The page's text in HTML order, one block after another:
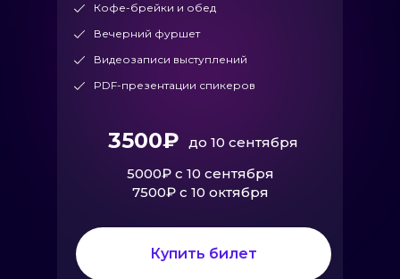
до 10 сентября
3500₽
5000₽ с 10 сентября
7500₽ с 10 октября
Купить билет
Кофе-брейки и обед
Вечерний фуршет
Видеозаписи выступлений
PDF-презентации спикеров